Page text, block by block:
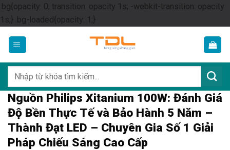
.bg{opacity: 0; transition: opacity 1s; -webkit-transition: opacity
1s;} .bg-loaded{opacity: 1;}Skip
content
kiếm:
Nguồn Philips Xitanium 100W: Đánh Giá
Độ Bền Thực Tế và Bảo Hành 5 Năm –
Thành Đạt LED – Chuyên Gia Số 1 Giải
Pháp Chiếu Sáng Cao Cấp